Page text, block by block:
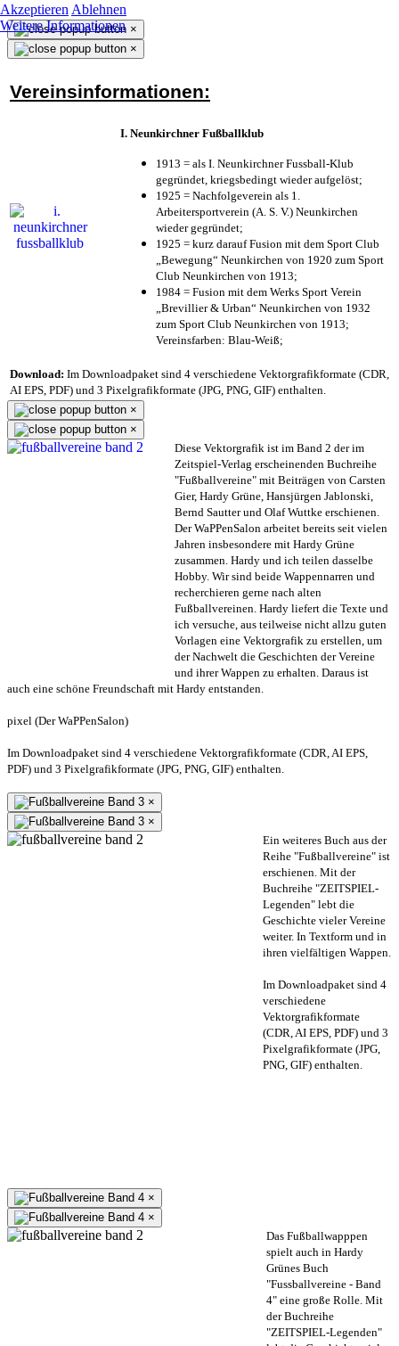
Akzeptieren Ablehnen
Weitere Informationen ×
×
Vereinsinformationen:
I. Neunkirchner Fußballklub
1913 = als I. Neunkirchner Fussball-Klub
gegründet, kriegsbedingt wieder aufgelöst;
1925 = Nachfolgeverein als 1.
Arbeitersportverein (A. S. V.) Neunkirchen
wieder gegründet;
1925 = kurz darauf Fusion mit dem Sport Club
„Bewegung“ Neunkirchen von 1920 zum Sport
Club Neunkirchen von 1913;
1984 = Fusion mit dem Werks Sport Verein
„Brevillier & Urban“ Neunkirchen von 1932
zum Sport Club Neunkirchen von 1913;
Vereinsfarben: Blau-Weiß;
Download: Im Downloadpaket sind 4 verschiedene Vektorgrafikformate (CDR,
AI EPS, PDF) und 3 Pixelgrafikformate (JPG, PNG, GIF) enthalten.
×
×
Diese Vektorgrafik ist im Band 2 der im
Zeitspiel-Verlag erscheinenden Buchreihe
"Fußballvereine" mit Beiträgen von Carsten
Gier, Hardy Grüne, Hansjürgen Jablonski,
Bernd Sautter und Olaf Wuttke erschienen.
Der WaPPenSalon arbeitet bereits seit vielen
Jahren insbesondere mit Hardy Grüne
zusammen. Hardy und ich teilen dasselbe
Hobby. Wir sind beide Wappennarren und
recherchieren gerne nach alten
Fußballvereinen. Hardy liefert die Texte und
ich versuche, aus teilweise nicht allzu guten
Vorlagen eine Vektorgrafik zu erstellen, um
der Nachwelt die Geschichten der Vereine
und ihrer Wappen zu erhalten. Daraus ist
auch eine schöne Freundschaft mit Hardy entstanden.
pixel (Der WaPPenSalon)
Im Downloadpaket sind 4 verschiedene Vektorgrafikformate (CDR, AI EPS,
PDF) und 3 Pixelgrafikformate (JPG, PNG, GIF) enthalten.
×
×
Ein weiteres Buch aus der
Reihe "Fußballvereine" ist
erschienen. Mit der
Buchreihe "ZEITSPIEL-
Legenden" lebt die
Geschichte vieler Vereine
weiter. In Textform und in
ihren vielfältigen Wappen.
Im Downloadpaket sind 4
verschiedene
Vektorgrafikformate
(CDR, AI EPS, PDF) und 3
Pixelgrafikformate (JPG,
PNG, GIF) enthalten.
×
×
Das Fußballwapppen
spielt auch in Hardy
Grünes Buch
"Fussballvereine - Band
4" eine große Rolle. Mit
der Buchreihe
"ZEITSPIEL-Legenden"